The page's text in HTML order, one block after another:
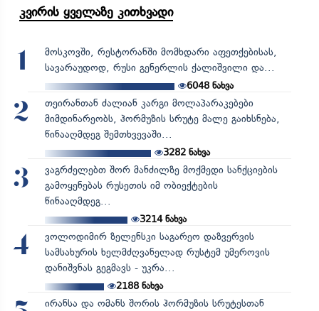
კვირის ყველაზე კითხვადი
1
მოსკოვში, რესტორანში მომხდარი აფეთქებისას,
სავარაუდოდ, რუსი გენერლის ქალიშვილი და...
6048 ნახვა
2
თეირანთან ძალიან კარგი მოლაპარაკებები
მიმდინარეობს, ჰორმუზის სრუტე მალე გაიხსნება,
წინააღმდეგ შემთხვევაში...
3282ნახვა
3
ვაგრძელებთ შორ მანძილზე მოქმედი სანქციების
გამოყენებას რუსეთის იმ ობიექტების
წინააღმდეგ...
3214ნახვა
4
ვოლოდიმირ ზელენსკი საგარეო დაზვერვის
სამსახურის ხელმძღვანელად რუსტემ უმეროვის
დანიშვნას გეგმავს - უკრა...
2188ნახვა
ირანსა და ომანს შორის ჰორმუზის სრუტესთან